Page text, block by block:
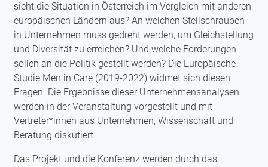
sieht die Situation in Österreich im Vergleich mit anderen
europäischen Ländern aus? An welchen Stellschrauben
in Unternehmen muss gedreht werden, um Gleichstellung
und Diversität zu erreichen? Und welche Forderungen
sollen an die Politik gestellt werden? Die Europäische
Studie Men in Care (2019-2022) widmet sich diesen
Fragen. Die Ergebnisse dieser Unternehmensanalysen
werden in der Veranstaltung vorgestellt und mit
Vertreter*innen aus Unternehmen, Wissenschaft und
Beratung diskutiert.
Das Projekt und die Konferenz werden durch das